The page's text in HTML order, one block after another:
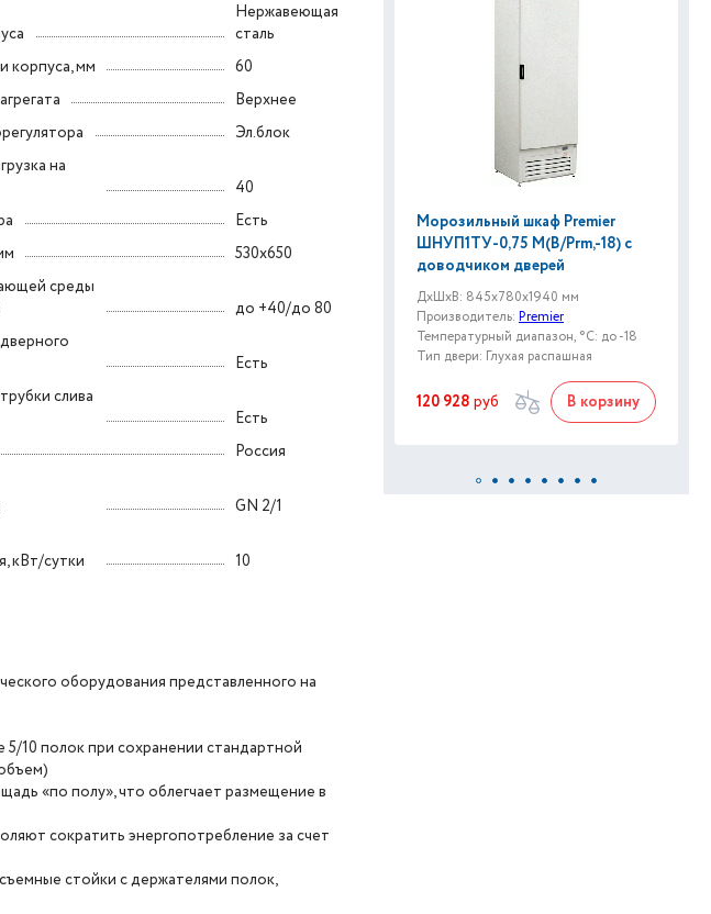
Нержавеющая
сталь
корпуса, мм
60
Верхнее
Эл.блок
на
40
Есть
530x650
среды
до +40/до 80
Есть
слива
Есть
Россия
GN 2/1
кВт/сутки
10
оборудования представленного на
10 полок при сохранении стандартной
«по полу», что облегчает размещение в
сократить энергопотребление за счет
стойки с держателями полок,
Морозильный шкаф Premier
ШНУП1ТУ-0,75 М(B/Prm,-18) с
доводчиком дверей
ДxШxВ: 845x780x1940 мм
Производитель: Premier
Температурный диапазон, °C: до -18
Тип двери: Глухая распашная
120 928 руб В корзину